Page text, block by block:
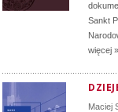
Sankt
więcej »
Maciej